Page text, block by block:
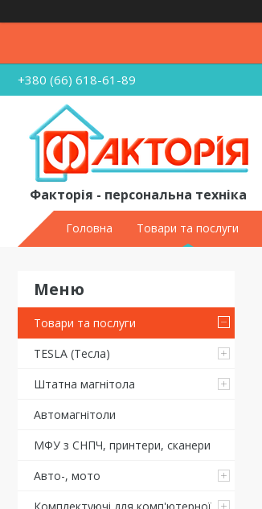
+380 (66) 618-61-89
Факторія - персональна техніка
Головна Товари та послуги
Товари та послуги
TESLA (Тесла)
Штатна магнітола
Автомагнітоли
МФУ з СНПЧ, принтери, сканери
Авто-, мото